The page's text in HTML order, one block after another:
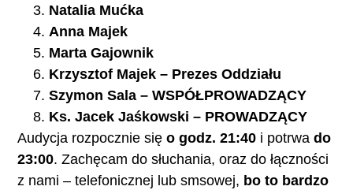
Natalia Mućka
Anna Majek
Marta Gajownik
Krzysztof Majek – Prezes Oddziału
Szymon Sala – WSPÓŁPROWADZĄCY
Ks. Jacek Jaśkowski – PROWADZĄCY
Audycja rozpocznie sięo godz. 21:40 i potrwado
23:00. Zachęcam do słuchania, oraz do łączności
z nami – telefonicznej lub smsowej, bo to bardzo